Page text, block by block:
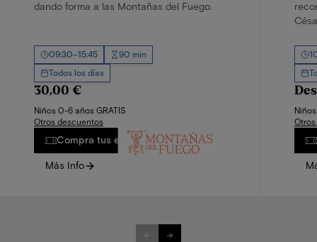
dando forma a las Montañas del Fuego.
09:30–15:45
90 min
Todos los días
30,00 €
Niños 0-6 años GRATIS
Otros descuentos
Compra tus entradas
Más Info